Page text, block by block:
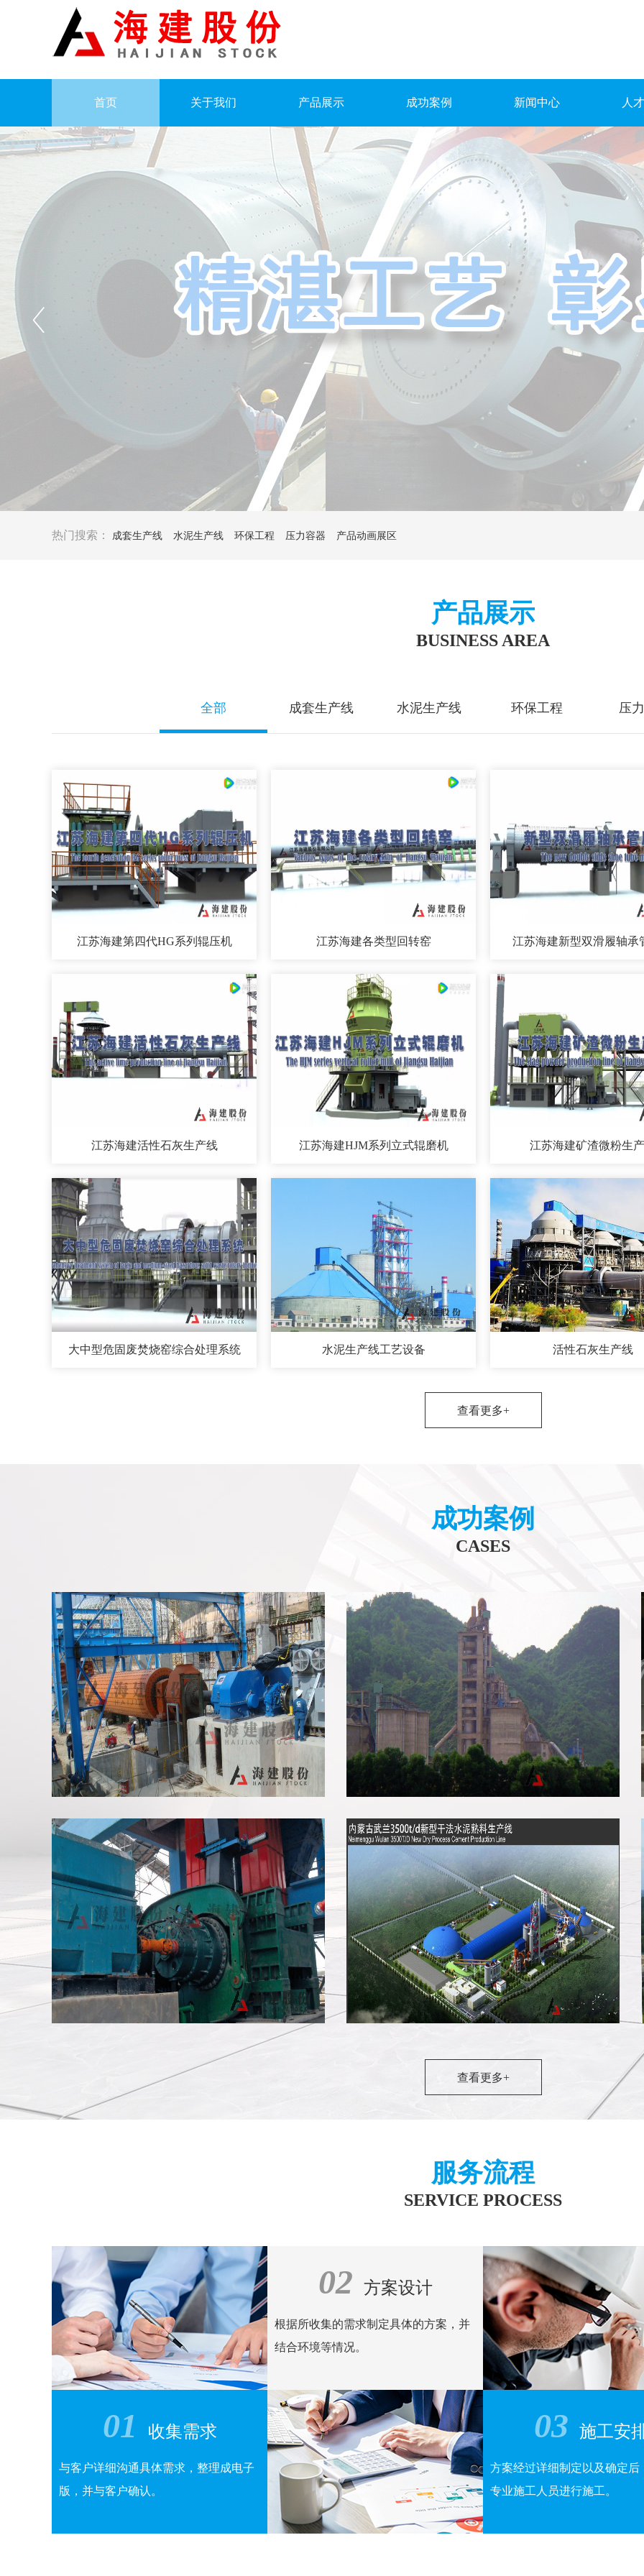
首页 关于我们 产品展示 成功案例 新闻中心 人
热门搜索： 成套生产线 水泥生产线 环保工程 压力容器 产品动画展区
产品展示
BUSINESS AREA
全部 成套生产线 水泥生产线 环保工程 压
江苏海建第四代HG系列辊压机 江苏海建各类型回转窑 江苏海建新型双滑履轴承
江苏海建活性石灰生产线 江苏海建HJM系列立式辊磨机 江苏海建矿渣微粉生
大中型危固废焚烧窑综合处理系统 水泥生产线工艺设备 活性石灰生产线
查看更多+
成功案例
CASES
哥伦比亚磨机项目 越南富新生产线
内蒙古武兰3500t/d新型干法水泥熟料生产
线
查看更多+
服务流程
SERVICE PROCESS
01 收集需求
与客户详细沟通具体需求，整理成电子
版，并与客户确认。
02 方案设计
根据所收集的需求制定具体的方案，并
结合环境等情况。
03 施工安
方案经过详细制定以及确定后
专业施工人员进行施工。